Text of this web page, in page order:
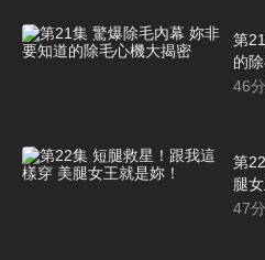
第
的
46
第
腿
47